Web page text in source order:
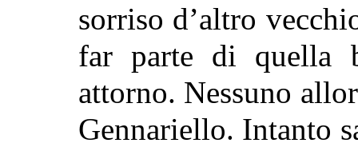
sorriso d’altro
far parte di quella
attorno. Nessuno
Gennariello. Intanto